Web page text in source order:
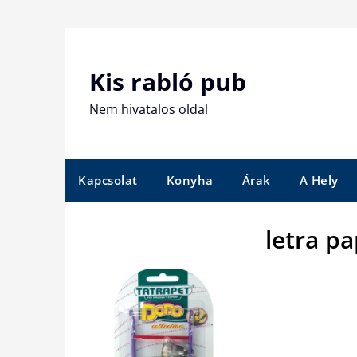
Kis rabló pub
Nem hivatalos oldal
Kapcsolat Konyha Árak A Hely
letra